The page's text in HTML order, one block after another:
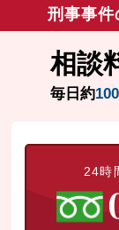
刑事事件
相談
毎日約
24時